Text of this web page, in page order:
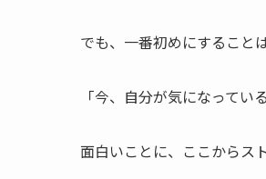
でも、一番初めにすること
「今、自分が気になってい
面白いことに、ここからス